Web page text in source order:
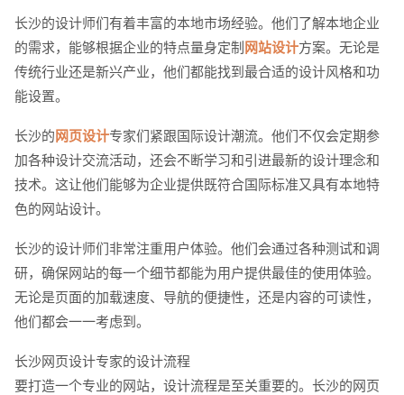
长沙的设计师们有着丰富的本地市场经验。他们了解本地企业
的需求，能够根据企业的特点量身定制 网站设计方案。无论是
传统行业还是新兴产业，他们都能找到最合适的设计风格和功
能设置。
长沙的 网页设计专家们紧跟国际设计潮流。他们不仅会定期参
加各种设计交流活动，还会不断学习和引进最新的设计理念和
技术。这让他们能够为企业提供既符合国际标准又具有本地特
色的网站设计。
长沙的设计师们非常注重用户体验。他们会通过各种测试和调
研，确保网站的每一个细节都能为用户提供最佳的使用体验。
无论是页面的加载速度、导航的便捷性，还是内容的可读性，
他们都会一一考虑到。
长沙网页设计专家的设计流程
要打造一个专业的网站，设计流程是至关重要的。长沙的网页
请输入您的公司名称 名字